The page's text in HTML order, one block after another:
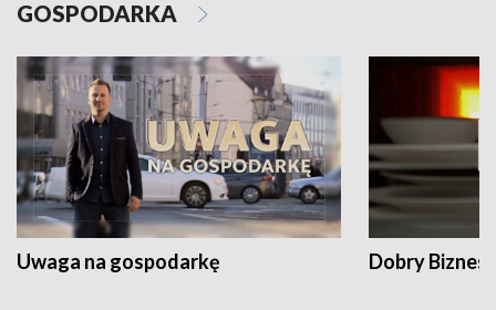
GOSPODARKA
Uwaga na gospodarkę Dobry Biznes